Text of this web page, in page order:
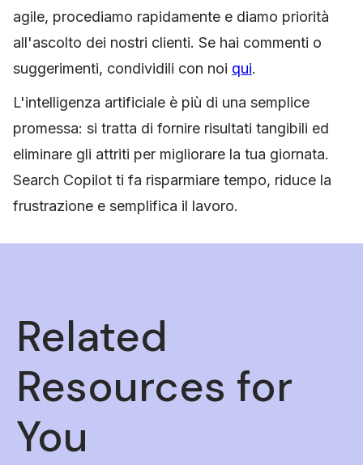
agile, procediamo rapidamente e diamo priorità
all'ascolto dei nostri clienti. Se hai commenti o
suggerimenti, condividili con noi qui.
L'intelligenza artificiale è più di una semplice
promessa: si tratta di fornire risultati tangibili ed
eliminare gli attriti per migliorare la tua giornata.
Search Copilot ti fa risparmiare tempo, riduce la
frustrazione e semplifica il lavoro.
Related
Resources for
You